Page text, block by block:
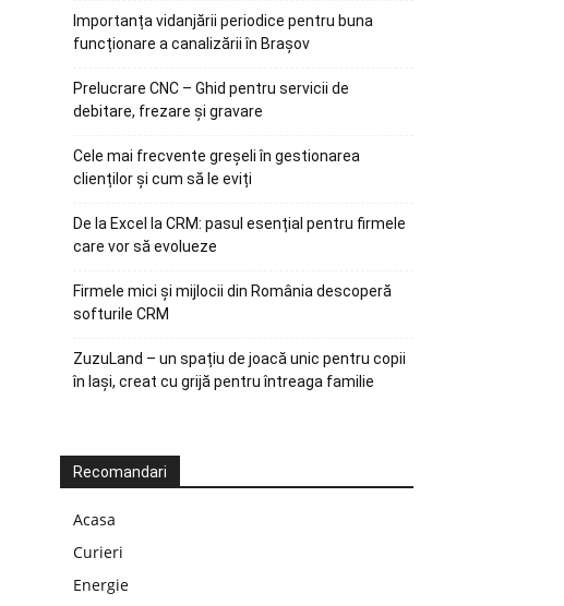
Importanța vidanjării periodice pentru buna
funcționare a canalizării în Brașov
Prelucrare CNC – Ghid pentru servicii de
debitare, frezare și gravare
Cele mai frecvente greșeli în gestionarea
clienților și cum să le eviți
De la Excel la CRM: pasul esențial pentru firmele
care vor să evolueze
Firmele mici și mijlocii din România descoperă
softurile CRM
ZuzuLand – un spațiu de joacă unic pentru copii
în Iași, creat cu grijă pentru întreaga familie
Recomandari
Acasa
Curieri
Energie